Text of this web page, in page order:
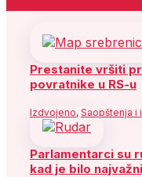
Prestanite vršiti
povratnike u RS-u
Izdvojeno, Saopštenja i
Parlamentarci su
kad je bilo